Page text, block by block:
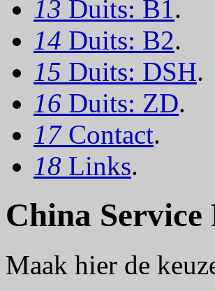
13 Duits: B1.
14 Duits: B2.
15 Duits: DSH.
16 Duits: ZD.
17 Contact.
18 Links.
China Service
Maak hier de